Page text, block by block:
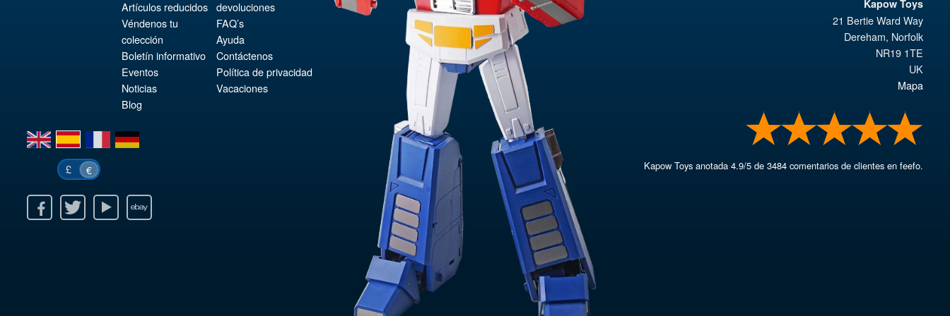
Artículos reducidos
Véndenos tu
colección
Boletín informativo
Eventos
Noticias
Blog
devoluciones
FAQ’s
Ayuda
Contáctenos
Política de privacidad
Vacaciones
en es fr de
£ €
Youtube Ebay
Kapow Toys
21 Bertie Ward Way
Dereham, Norfolk
NR19 1TE
UK
Mapa
Kapow Toys anotada4.9/5 de3484 comentarios de clientes en feefo.